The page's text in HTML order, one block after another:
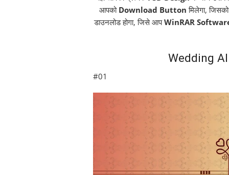
आपको Download Button मिलेगा,
डाउनलोड होगा, जिसे आपWinRAR
Wedding
#01